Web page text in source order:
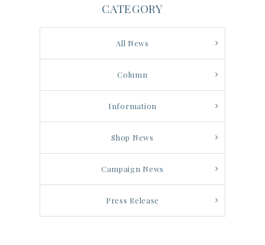
CATEGORY
All News
Column
Information
Shop News
Campaign News
Press Release